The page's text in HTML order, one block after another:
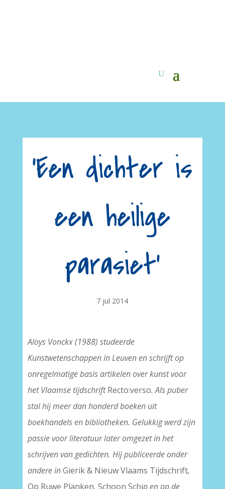
'Een dichter is
een heilige
parasiet'
7 jul 2014
Aloys Vonckx (1988) studeerde
Kunstwetenschappen in Leuven en schrijft op
onregelmatige basis artikelen over kunst voor
het Vlaamse tijdschriftRecto:verso. Als puber
stal hij meer dan honderd boeken uit
boekhandels en bibliotheken. Gelukkig werd zijn
passie voor literatuur later omgezet in het
schrijven van gedichten. Hij publiceerde onder
andere inGierik & Nieuw Vlaams Tijdschrift,
Op Ruwe Planken, Schoon Schip en op de